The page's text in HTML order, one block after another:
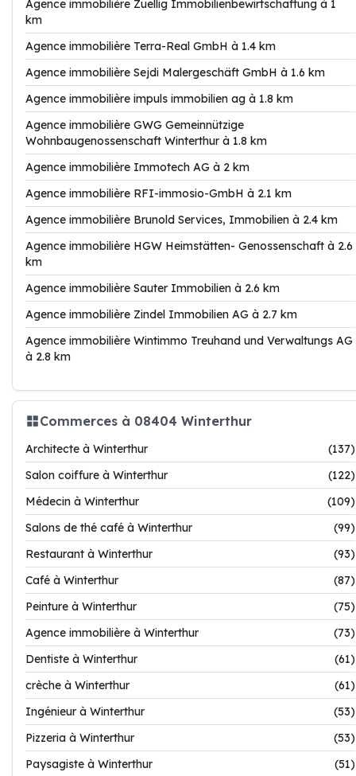
Agence immobilière Zuellig Immobilienbewirtschaftung à 1
km
Agence immobilière Terra-Real GmbH à 1.4 km
Agence immobilière Sejdi Malergeschäft GmbH à 1.6 km
Agence immobilière impuls immobilien ag à 1.8 km
Agence immobilière GWG Gemeinnützige
Wohnbaugenossenschaft Winterthur à 1.8 km
Agence immobilière Immotech AG à 2 km
Agence immobilière RFI-immosio-GmbH à 2.1 km
Agence immobilière Brunold Services, Immobilien à 2.4 km
Agence immobilière HGW Heimstätten- Genossenschaft à 2.6
km
Agence immobilière Sauter Immobilien à 2.6 km
Agence immobilière Zindel Immobilien AG à 2.7 km
Agence immobilière Wintimmo Treuhand und Verwaltungs AG
à 2.8 km
Commerces à 08404 Winterthur
Architecte à Winterthur
(137)
Salon coiffure à Winterthur
(122)
Médecin à Winterthur
(109)
Salons de thé café à Winterthur
(99)
Restaurant à Winterthur
(93)
Café à Winterthur
(87)
Peinture à Winterthur
(75)
Agence immobilière à Winterthur
(73)
Dentiste à Winterthur
(61)
crèche à Winterthur
(61)
Ingénieur à Winterthur
(53)
Pizzeria à Winterthur
(53)
Paysagiste à Winterthur
(51)